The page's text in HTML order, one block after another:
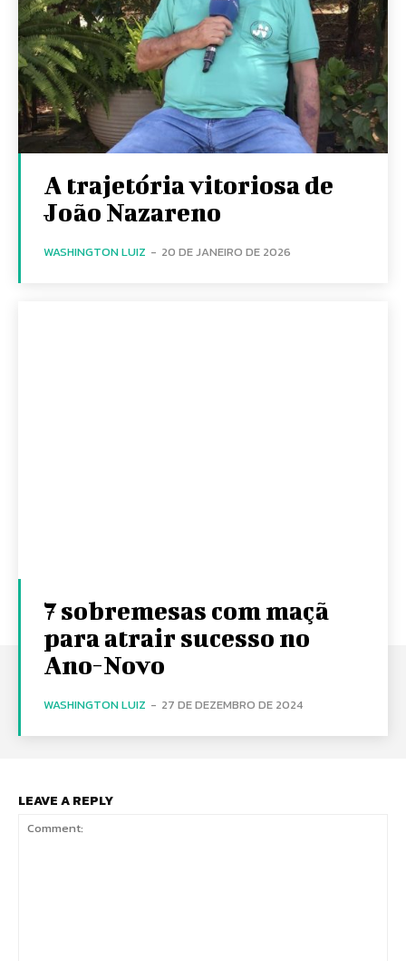
A trajetória vitoriosa de
João Nazareno
WASHINGTON LUIZ - 20 DE JANEIRO DE 2026
7 sobremesas com maçã
para atrair sucesso no
Ano-Novo
WASHINGTON LUIZ - 27 DE DEZEMBRO DE 2024
LEAVE A REPLY